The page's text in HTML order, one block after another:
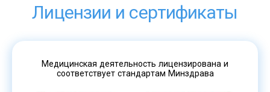
Лицензии и сертификаты
Медицинская деятельность лицензирована и
соответствует стандартам Минздрава